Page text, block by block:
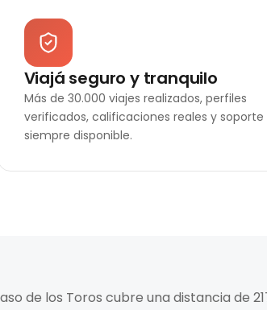
Viajá seguro y tranquilo
Más de 30.000 viajes realizados, perfiles
verificados, calificaciones reales y soporte
siempre disponible.
de los Toros cubre una distancia de